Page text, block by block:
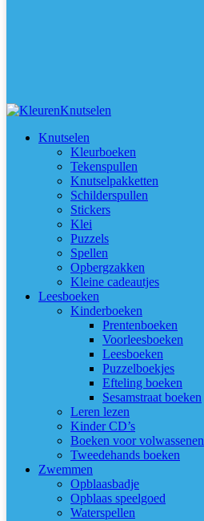
Knutselen
Kleurboeken
Tekenspullen
Knutselpakketten
Schilderspullen
Stickers
Klei
Puzzels
Spellen
Opbergzakken
Kleine cadeautjes
Leesboeken
Kinderboeken
Prentenboeken
Voorleesboeken
Leesboeken
Puzzelboekjes
Efteling boeken
Sesamstraat boeken
Leren lezen
Kinder CD’s
Boeken voor volwassenen
Tweedehands boeken
Zwemmen
Opblaasbadje
Opblaas speelgoed
Waterspellen